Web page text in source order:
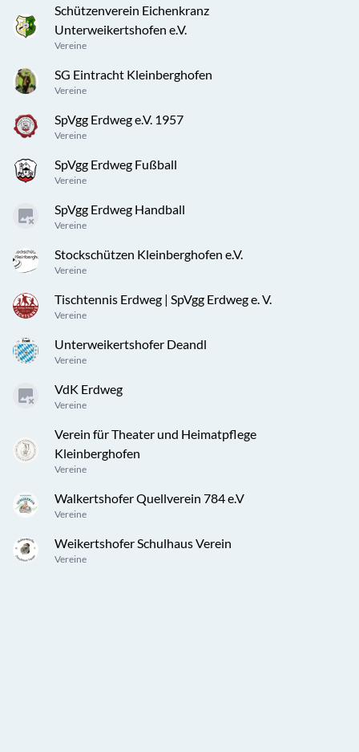
Schützenverein Eichenkranz
Unterweikertshofen e.V.
Vereine
SG Eintracht Kleinberghofen
Vereine
SpVgg Erdweg e.V. 1957
Vereine
SpVgg Erdweg Fußball
Vereine
SpVgg Erdweg Handball
Vereine
Stockschützen Kleinberghofen e.V.
Vereine
Tischtennis Erdweg | SpVgg Erdweg e. V.
Vereine
Unterweikertshofer Deandl
Vereine
VdK Erdweg
Vereine
Verein für Theater und Heimatpflege
Kleinberghofen
Vereine
Walkertshofer Quellverein 784 e.V
Vereine
Weikertshofer Schulhaus Verein
Vereine